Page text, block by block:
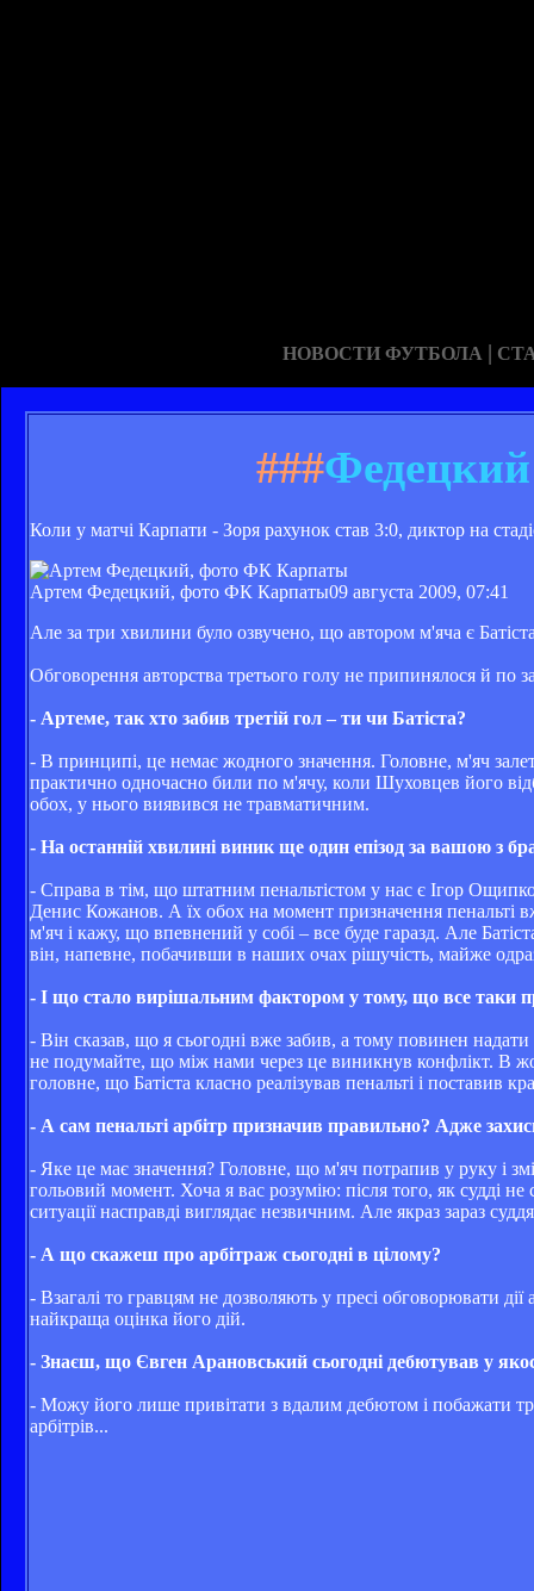
НОВОСТИ ФУТБОЛА |
###
Коли у матчі Карпати - Зоря рахунок став 3:0, диктор на
Артем Федецкий, фото ФК Карпаты09 августа 2009, 07:41
Але за три хвилини було озвучено, що автором м'яча є
Обговорення авторства третього голу не припинялося й по
- Артеме, так хто забив третій гол – ти чи Батіста?
- В принципі, це немає жодного значення. Головне, м'яч
практично одночасно били по м'ячу, коли Шуховцев його
обох, у нього виявився не травматичним.
- На останній хвилині виник ще один епізод за вашою з
- Справа в тім, що штатним пенальтістом у нас є Ігор
Денис Кожанов. А їх обох на момент призначення пенальті
м'яч і кажу, що впевнений у собі – все буде гаразд. Але
він, напевне, побачивши в наших очах рішучість, майже
- І що стало вирішальним фактором у тому, що все таки
- Він сказав, що я сьогодні вже забив, а тому повинен
не подумайте, що між нами через це виникнув конфлікт. В
головне, що Батіста класно реалізував пенальті і поставив
- А сам пенальті арбітр призначив правильно? Адже
- Яке це має значення? Головне, що м'яч потрапив у руку і
гольовий момент. Хоча я вас розумію: після того, як судді
ситуації насправді виглядає незвичним. Але якраз зараз
- А що скажеш про арбітраж сьогодні в цілому?
- Взагалі то гравцям не дозволяють у пресі обговорювати
найкраща оцінка його дій.
- Знаєш, що Євген Арановський сьогодні дебютував у
- Можу його лише привітати з вдалим дебютом і побажати
арбітрів...